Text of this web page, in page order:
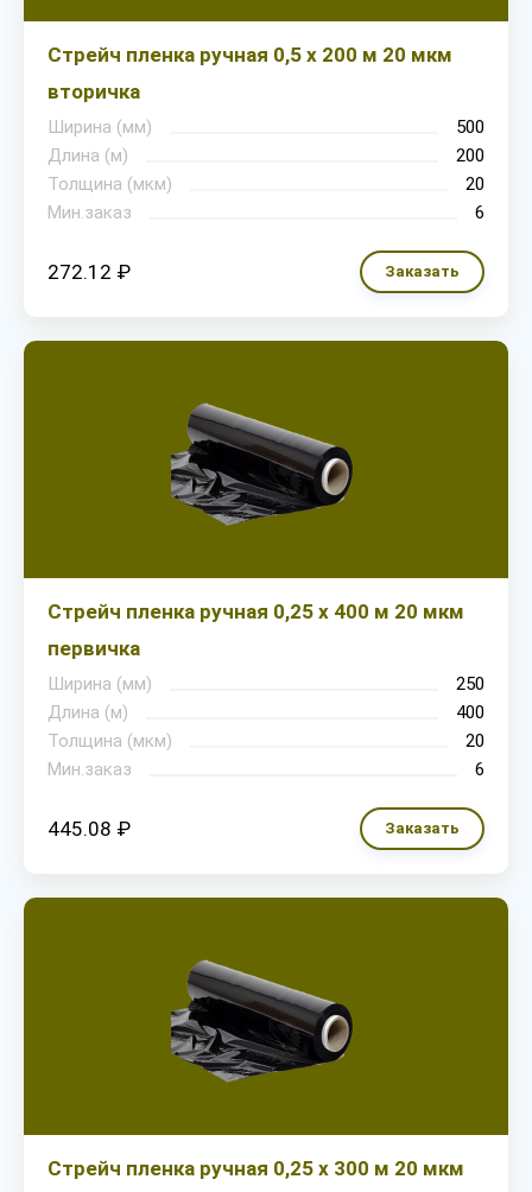
Стрейч пленка ручная 0,5 х 200 м 20 мкм
вторичка
Ширина (мм)
500
Длина (м)
200
Толщина (мкм)
20
Мин.заказ
6
272.12 ₽ Заказать
Стрейч пленка ручная 0,25 х 400 м 20 мкм
первичка
Ширина (мм)
250
Длина (м)
400
Толщина (мкм)
20
Мин.заказ
6
445.08 ₽ Заказать
Стрейч пленка ручная 0,25 х 300 м 20 мкм